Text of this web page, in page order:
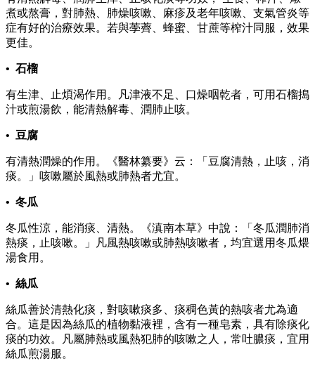
煮或熬膏，對肺熱、肺燥咳嗽、麻疹及老年咳嗽、支氣管炎等
症有好的治療效果。若與荸薺、蜂蜜、甘蔗等榨汁同服，效果
更佳。
• 石榴
有生津、止煩渴作用。凡津液不足、口燥咽乾者，可用石榴搗
汁或煎湯飲，能清熱解毒、潤肺止咳。
• 豆腐
有清熱潤燥的作用。《醫林纂要》云：「豆腐清熱，止咳，消
痰。」咳嗽屬於風熱或肺熱者尤宜。
• 冬瓜
冬瓜性涼，能消痰、清熱。《滇南本草》中說：「冬瓜潤肺消
熱痰，止咳嗽。」凡風熱咳嗽或肺熱咳嗽者，均宜選用冬瓜煨
湯食用。
• 絲瓜
絲瓜善於清熱化痰，對咳嗽痰多、痰稠色黃的熱咳者尤為適
合。這是因為絲瓜的植物黏液裡，含有一種皂素，具有除痰化
痰的功效。凡屬肺熱或風熱犯肺的咳嗽之人，常吐膿痰，宜用
絲瓜煎湯服。